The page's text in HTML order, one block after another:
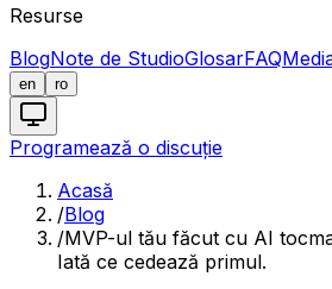
Resurse
BlogNote de StudioGlosarFAQ
en ro
Programează o discuție
Acasă
/Blog
/MVP-ul tău făcut cu AI
Iată ce cedează primul.